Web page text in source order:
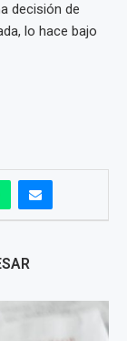
decisión de
lo hace bajo